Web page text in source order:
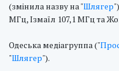
(змінила назву на "Шлягер
МГц, Ізмаїл 107,1 МГц та
Одеська медіагруппа ("
"Шлягер").